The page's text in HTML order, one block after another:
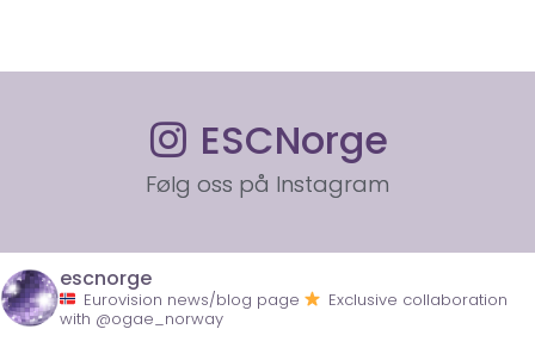
ESCNorge
Følg oss på Instagram
escnorge
Eurovision news/blog page
Exclusive collaboration
with @ogae_norway